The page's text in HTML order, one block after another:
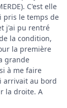
C'est elle
pris le temps de
j'ai pu rentré
la condition,
la première
grande
à me faire
arrivait au bord
la droite. A